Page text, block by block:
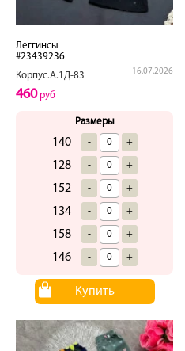
Леггинсы
#23439236
Корпус.А.1Д-83
16.07.2026
460руб
Размеры
140 - +
128 - +
152 - +
134 - +
158 - +
146 - +
Купить